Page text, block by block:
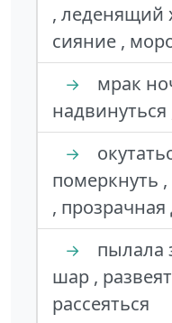
, леденящий
сияние ,
→
мрак
надвинуться
→
померкнуть
,
→
пылала
шар ,
рассеяться